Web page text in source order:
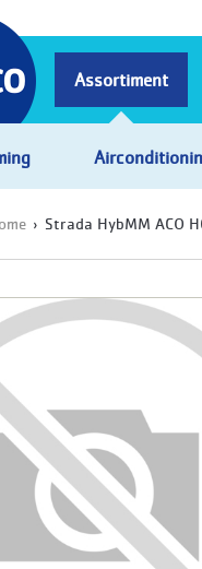
Assortiment
Strada HybMM ACO